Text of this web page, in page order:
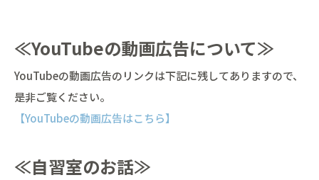
≪YouTubeの動画広告について≫
YouTubeの動画広告のリンクは下記に残してありますので、
是非ご覧ください。
【YouTubeの動画広告はこちら】
≪自習室のお話≫